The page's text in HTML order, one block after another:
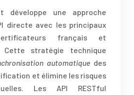
développe une approche
directe avec les principaux
français et
Cette stratégie technique
automatique des
et élimine les risques
Les API RESTful